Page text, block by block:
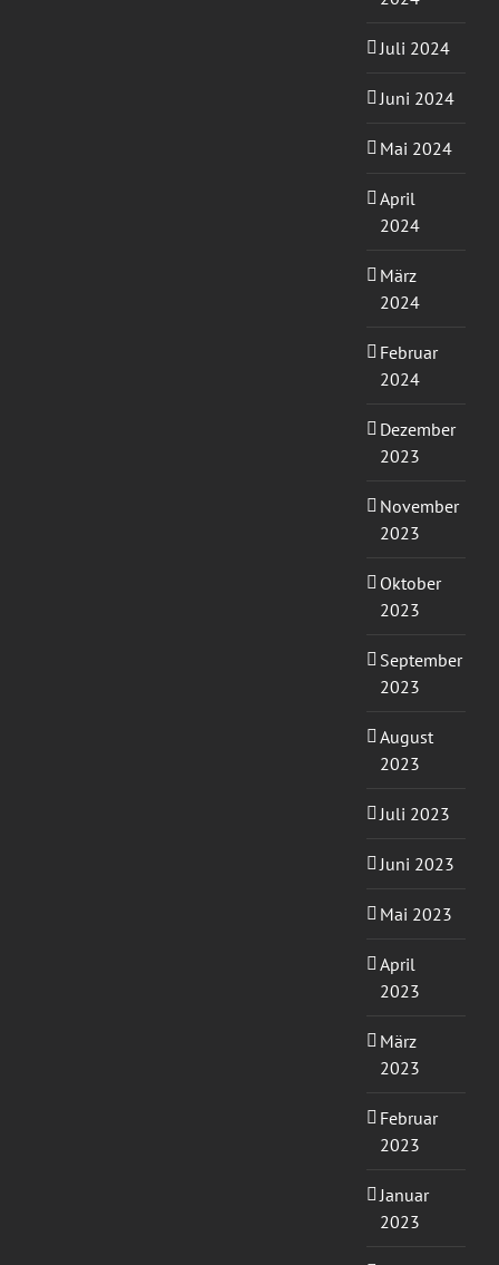
Juli 2024
Juni 2024
Mai 2024
April
2024
März
2024
Februar
2024
Dezember
2023
November
2023
Oktober
2023
September
2023
August
2023
Juli 2023
Juni 2023
Mai 2023
April
2023
März
2023
Februar
2023
Januar
2023